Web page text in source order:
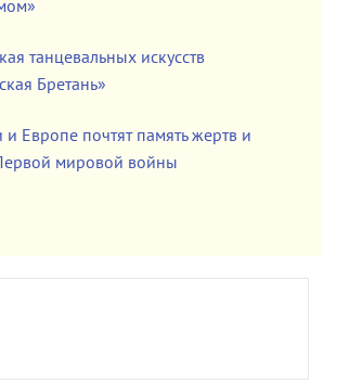
танцевальных искусств
Бретань»
и Европе почтят память жертв и
мировой войны